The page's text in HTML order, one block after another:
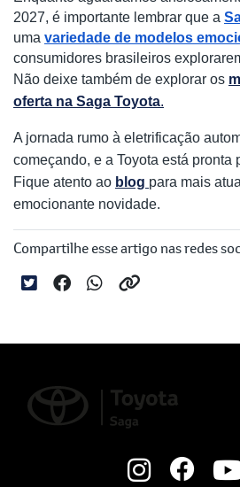
2027, é importante lembrar que a
uma variedade de modelos
consumidores brasileiros
Não deixe também de explorar os
oferta na Saga Toyota.
A jornada rumo à eletrificação
começando, e a Toyota está pronta
Fique atento ao blog para mais
emocionante novidade.
Compartilhe esse artigo nas redes